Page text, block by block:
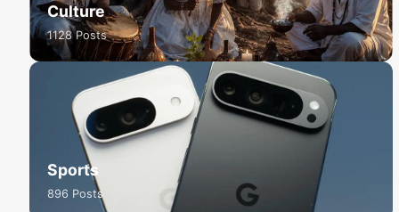
Culture
1128 Posts
Sports
896 Posts